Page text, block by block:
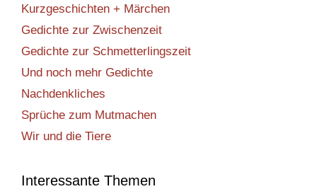
Kurzgeschichten + Märchen
Gedichte zur Zwischenzeit
Gedichte zur Schmetterlingszeit
Und noch mehr Gedichte
Nachdenkliches
Sprüche zum Mutmachen
Wir und die Tiere
Interessante Themen